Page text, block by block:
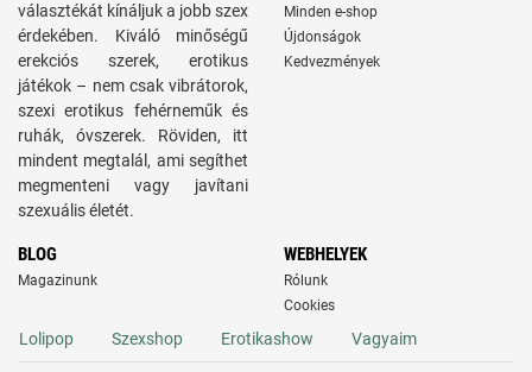
választékát kínáljuk a jobb szex
érdekében. Kiváló minőségű
erekciós szerek, erotikus
játékok – nem csak vibrátorok,
szexi erotikus fehérneműk és
ruhák, óvszerek. Röviden, itt
mindent megtalál, ami segíthet
megmenteni vagy javítani
szexuális életét.
Minden e-shop
Újdonságok
Kedvezmények
BLOG
Magazinunk
WEBHELYEK
Rólunk
Cookies
Lolipop Szexshop Erotikashow Vagyaim